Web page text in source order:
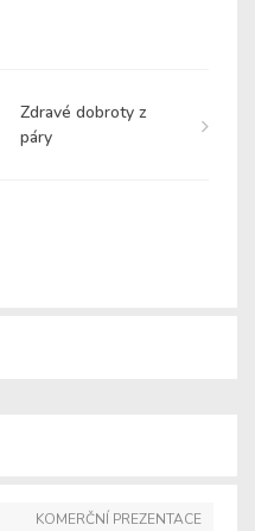
Zdravé dobroty z
páry
KOMERČNÍ PREZENTACE